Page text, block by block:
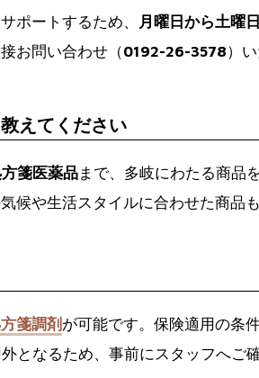
ポートするため、 月曜日から土曜日
お問い合わせ（0192-26-3578）
えてください
箋医薬品まで、多岐にわたる商品
候や生活スタイルに合わせた商品
箋調剤が可能です。保険適用の条
となるため、事前にスタッフへ